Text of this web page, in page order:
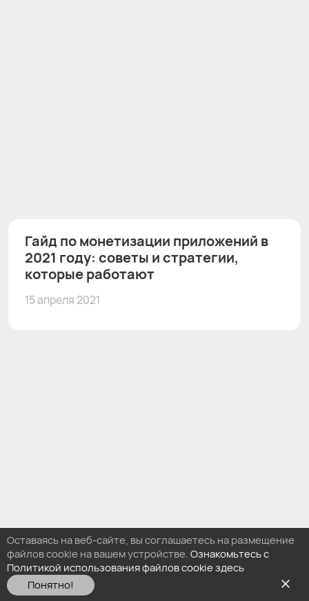
Оставаясь на веб-сайте, вы соглашаетесь на размещение
файлов cookie на вашем устройстве.Ознакомьтесь с
Политикой использования файлов cookie здесь
Понятно!
Гайд по монетизации приложений в
2021 году: советы и стратегии,
которые работают
15 апреля 2021